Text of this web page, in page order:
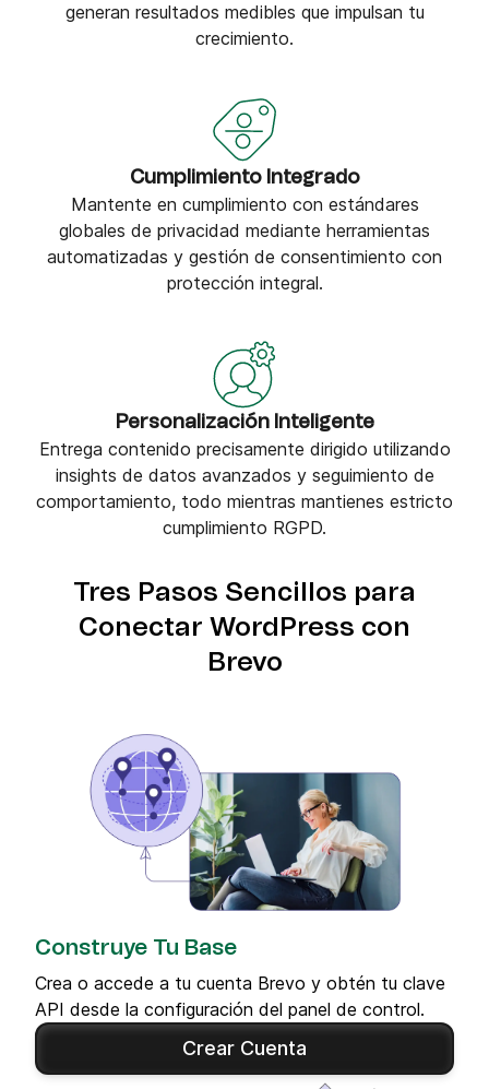
generan resultados medibles que impulsan tu
crecimiento.
Cumplimiento Integrado
Mantente en cumplimiento con estándares
globales de privacidad mediante herramientas
automatizadas y gestión de consentimiento con
protección integral.
Personalización Inteligente
Entrega contenido precisamente dirigido utilizando
insights de datos avanzados y seguimiento de
comportamiento, todo mientras mantienes estricto
cumplimiento RGPD.
Tres Pasos Sencillos para
Conectar WordPress con
Brevo
Construye Tu Base
Crea o accede a tu cuenta Brevo y obtén tu clave
API desde la configuración del panel de control.
Crear Cuenta